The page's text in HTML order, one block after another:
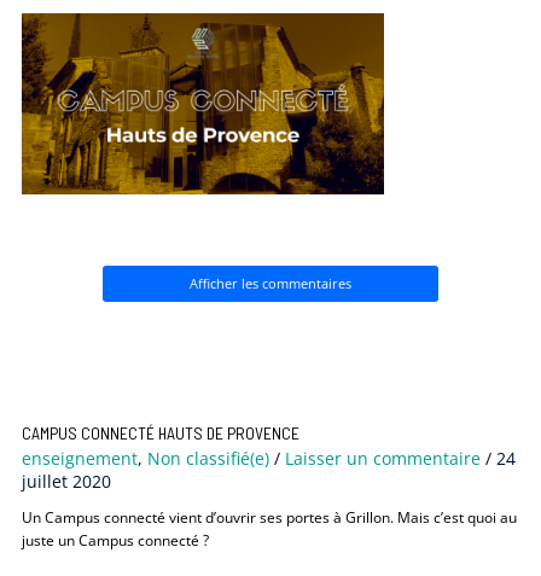
Afficher les commentaires
CAMPUS CONNECTÉ HAUTS DE PROVENCE
enseignement, Non classifié(e) / Laisser un commentaire / 24
juillet 2020
Un Campus connecté vient d’ouvrir ses portes à Grillon. Mais c’est quoi au
juste un Campus connecté ?